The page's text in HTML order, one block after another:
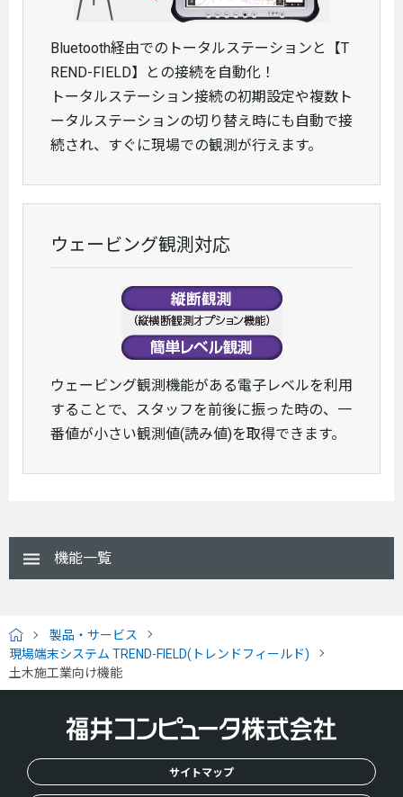
Bluetooth経由でのトータルステーションと【T
REND-FIELD】との接続を自動化！
トータルステーション接続の初期設定や複数ト
ータルステーションの切り替え時にも自動で接
続され、すぐに現場での観測が行えます。
ウェービング観測対応
ウェービング観測機能がある電子レベルを利用
することで、スタッフを前後に振った時の、一
番値が小さい観測値(読み値)を取得できます。
機能一覧
H
O
製品・サービス
現場端末システム TREND-FIELD(トレンドフィールド)
土木施工業向け機能
サイトマップ